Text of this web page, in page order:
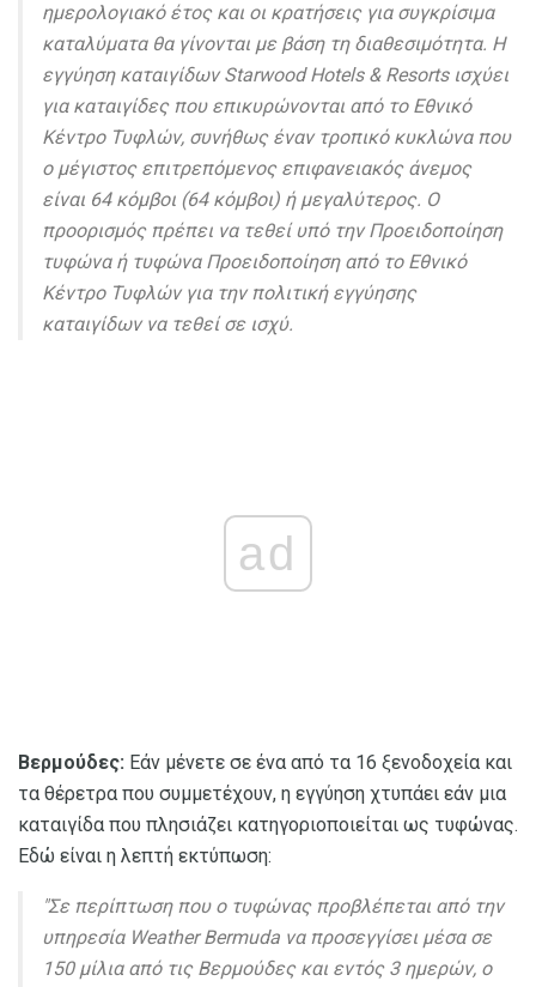
ημερολογιακό έτος και οι κρατήσεις για συγκρίσιμα
καταλύματα θα γίνονται με βάση τη διαθεσιμότητα. Η
εγγύηση καταιγίδων Starwood Hotels & Resorts ισχύει
για καταιγίδες που επικυρώνονται από το Εθνικό
Κέντρο Τυφλών, συνήθως έναν τροπικό κυκλώνα που
ο μέγιστος επιτρεπόμενος επιφανειακός άνεμος
είναι 64 κόμβοι (64 κόμβοι) ή μεγαλύτερος. Ο
προορισμός πρέπει να τεθεί υπό την Προειδοποίηση
τυφώνα ή τυφώνα Προειδοποίηση από το Εθνικό
Κέντρο Τυφλών για την πολιτική εγγύησης
καταιγίδων να τεθεί σε ισχύ.
ad
Βερμούδες: Εάν μένετε σε ένα από τα 16 ξενοδοχεία και
τα θέρετρα που συμμετέχουν, η εγγύηση χτυπάει εάν μια
καταιγίδα που πλησιάζει κατηγοριοποιείται ως τυφώνας.
Εδώ είναι η λεπτή εκτύπωση:
"Σε περίπτωση που ο τυφώνας προβλέπεται από την
υπηρεσία Weather Bermuda να προσεγγίσει μέσα σε
150 μίλια από τις Βερμούδες και εντός 3 ημερών, ο